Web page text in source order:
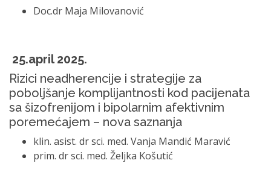
Doc.dr Maja Milovanović
25.april 2025.
Rizici neadherencije i strategije za
poboljšanje komplijantnosti kod pacijenata
sa šizofrenijom i bipolarnim afektivnim
poremećajem – nova saznanja
klin. asist. dr sci. med. Vanja Mandić Maravić
prim. dr sci. med. Željka Košutić